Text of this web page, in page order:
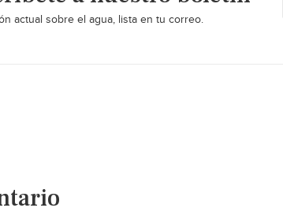
actual sobre el agua, lista en tu correo.